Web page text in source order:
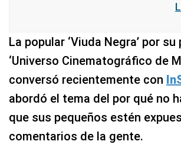
La popular ‘Viuda Negra’ por su
‘Universo Cinematográfico de
conversó recientemente con
abordó el tema del por qué no
que sus pequeños estén
comentarios de la gente.